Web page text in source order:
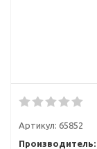
Артикул: 65852
Производитель: